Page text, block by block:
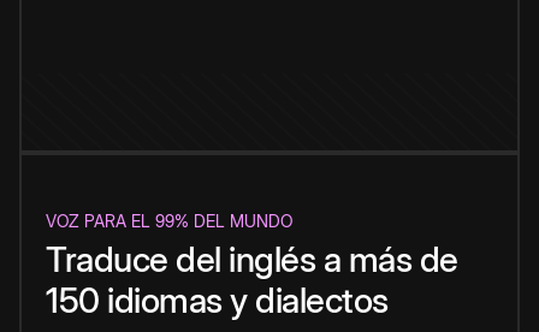
VOZ PARA EL 99% DEL MUNDO
Traduce del inglés a más de
150 idiomas y dialectos